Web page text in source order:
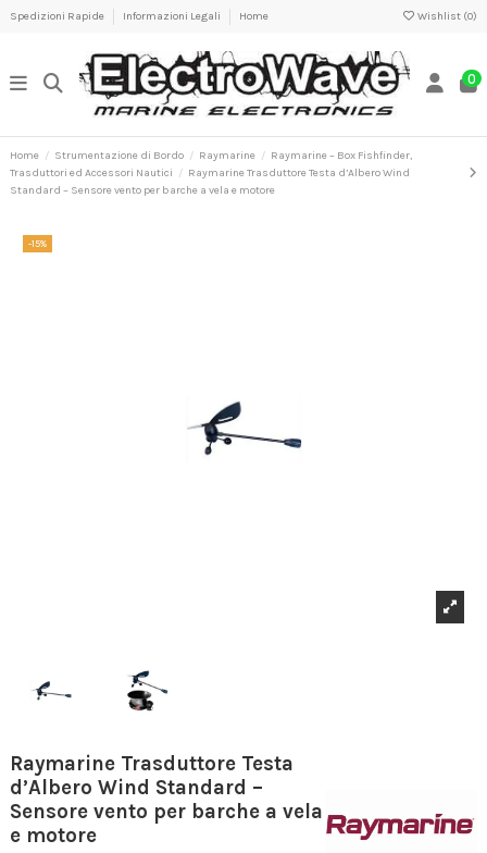
Spedizioni Rapide Informazioni Legali Home Wishlist (0)
0
Home Strumentazione di Bordo Raymarine
Raymarine – Box Fishfinder,
Trasduttori ed Accessori Nautici
Raymarine Trasduttore Testa d’Albero Wind
Standard – Sensore vento per barche a vela e motore
-15%
Raymarine Trasduttore Testa
d’Albero Wind Standard –
Sensore vento per barche a vela
e motore